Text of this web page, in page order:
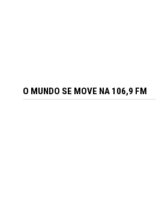
O MUNDO SE MOVE NA 106,9 FM